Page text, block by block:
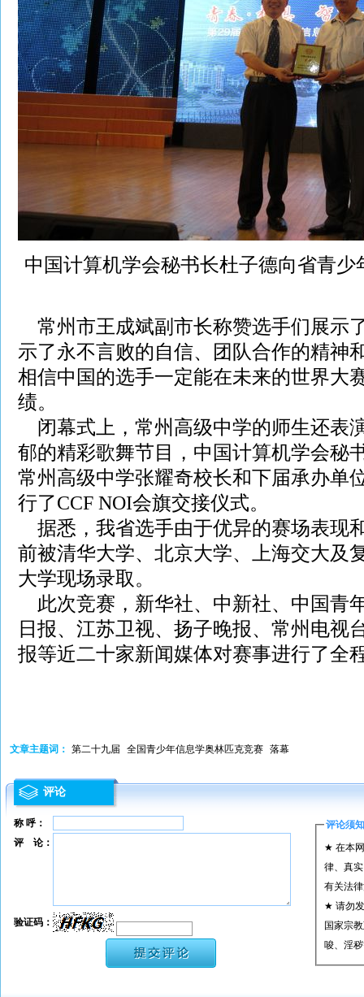
中国计算机学会秘书长杜子德向省青
常州市王成斌副市长称赞选手们展示
示了永不言败的自信、团队合作的精神
相信中国的选手一定能在未来的世界大
绩。
闭幕式上，常州高级中学的师生还表
郁的精彩歌舞节目，中国计算机学会秘
常州高级中学张耀奇校长和下届承办单
行了CCF NOI会旗交接仪式。
据悉，我省选手由于优异的赛场表现
前被清华大学、北京大学、上海交大及
大学现场录取。
此次竞赛，新华社、中新社、中国青
日报、江苏卫视、扬子晚报、常州电视
报等近二十家新闻媒体对赛事进行了全
文章主题词： 第二十九届 全国青少年信息学奥林匹克竞赛 落幕
评论
称 呼： 评论须知
★ 在本
律、真
有关法
★ 请勿
国家宗
唆、淫
★ 承担
评 论：
验证码：